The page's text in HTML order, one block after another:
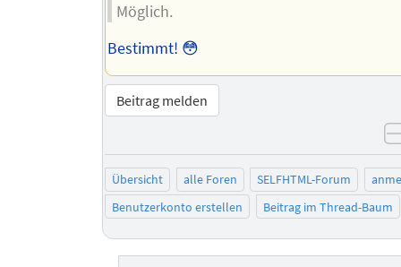
Möglich.
Bestimmt! 😳
Beitrag melden
Übersicht alle Foren SELFHTML-Forum
Benutzerkonto erstellen
Beitrag im Thread-Baum